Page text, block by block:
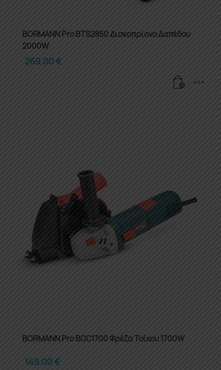
BORMANN Pro BTS2850 Δισκοπρίονο Δαπέδου
2000W
269.00€
BORMANN Pro BGC1700 Φρέζα Τοίχου 1700W
149.00€